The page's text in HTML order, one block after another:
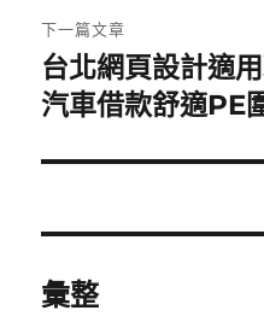
章:
下一篇文章
下
一
文
台北網頁設計適
汽車借款舒適PE
彙整